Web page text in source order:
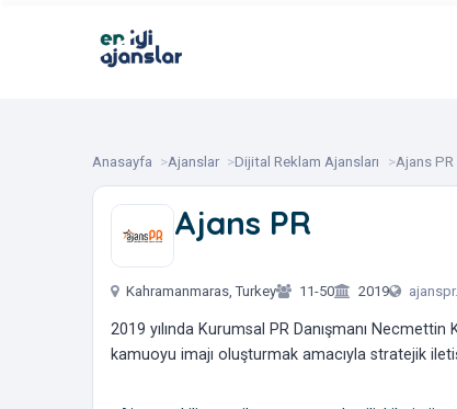
Anasayfa Ajanslar Dijital Reklam Ajansları Ajans PR
Ajans PR
Kahramanmaras, Turkey 11-50 2019
2019 yılında Kurumsal PR Danışmanı
kamuoyu imajı oluşturmak amacıyla stratejik